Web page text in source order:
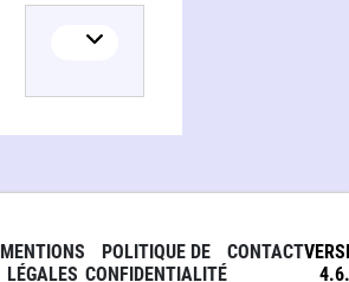
MENTIONS
LÉGALES
POLITIQUE DE
CONFIDENTIALITÉ
CONTACT